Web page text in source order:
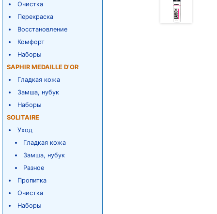
Очистка
Перекраска
Восстановление
Комфорт
Наборы
SAPHIR MEDAILLE D'OR
Гладкая кожа
Замша, нубук
Наборы
SOLITAIRE
Уход
Гладкая кожа
Замша, нубук
Разное
Пропитка
Очистка
Наборы